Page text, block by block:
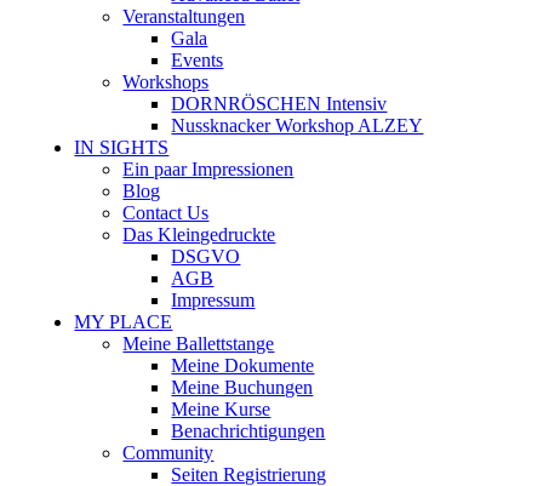
Veranstaltungen
Gala
Events
Workshops
DORNRÖSCHEN Intensiv
Nussknacker Workshop ALZEY
IN SIGHTS
Ein paar Impressionen
Blog
Contact Us
Das Kleingedruckte
DSGVO
AGB
Impressum
MY PLACE
Meine Ballettstange
Meine Dokumente
Meine Buchungen
Meine Kurse
Benachrichtigungen
Community
Seiten Registrierung